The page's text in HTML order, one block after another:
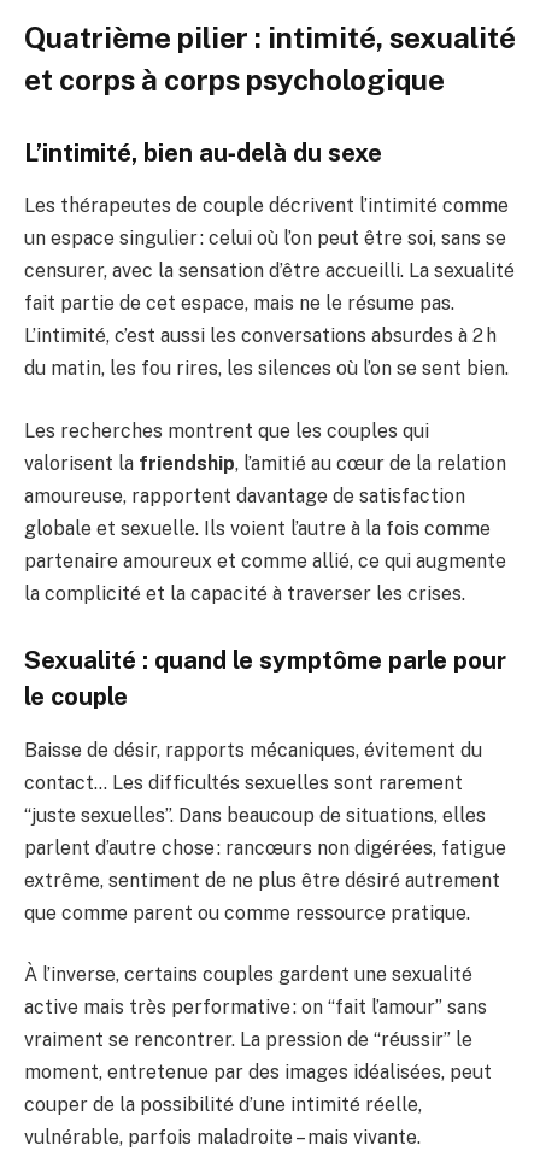
Quatrième pilier : intimité, sexualité
et corps à corps psychologique
L’intimité, bien au‑delà du sexe
Les thérapeutes de couple décrivent l’intimité comme
un espace singulier : celui où l’on peut être soi, sans se
censurer, avec la sensation d’être accueilli. La sexualité
fait partie de cet espace, mais ne le résume pas.
L’intimité, c’est aussi les conversations absurdes à 2 h
du matin, les fou rires, les silences où l’on se sent bien.
Les recherches montrent que les couples qui
valorisent la friendship, l’amitié au cœur de la relation
amoureuse, rapportent davantage de satisfaction
globale et sexuelle. Ils voient l’autre à la fois comme
partenaire amoureux et comme allié, ce qui augmente
la complicité et la capacité à traverser les crises.
Sexualité : quand le symptôme parle pour
le couple
Baisse de désir, rapports mécaniques, évitement du
contact… Les difficultés sexuelles sont rarement
“juste sexuelles”. Dans beaucoup de situations, elles
parlent d’autre chose : rancœurs non digérées, fatigue
extrême, sentiment de ne plus être désiré autrement
que comme parent ou comme ressource pratique.
À l’inverse, certains couples gardent une sexualité
active mais très performative : on “fait l’amour” sans
vraiment se rencontrer. La pression de “réussir” le
moment, entretenue par des images idéalisées, peut
couper de la possibilité d’une intimité réelle,
vulnérable, parfois maladroite – mais vivante.